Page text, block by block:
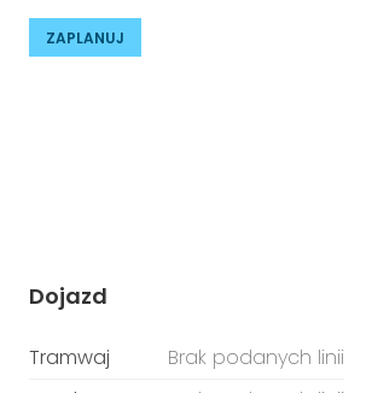
ZAPLANUJ
Dojazd
Tramwaj
Brak podanych linii